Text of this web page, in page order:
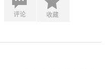
评论 收藏